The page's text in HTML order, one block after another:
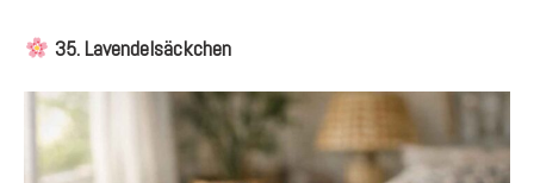
35. Lavendelsäckchen